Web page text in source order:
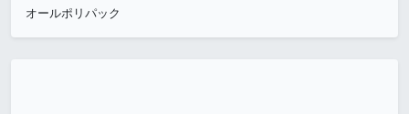
オールポリパック